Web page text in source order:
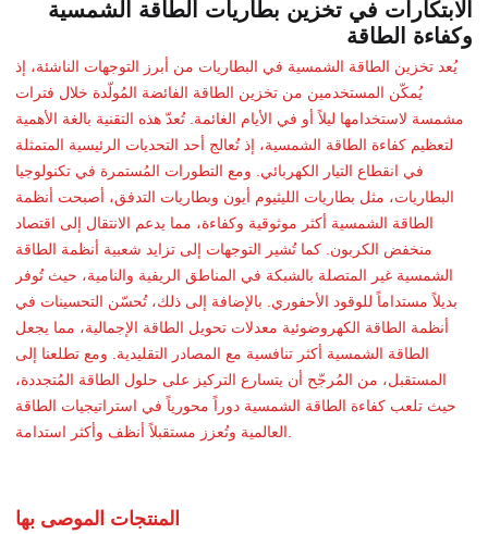
الابتكارات في تخزين بطاريات الطاقة الشمسية
وكفاءة الطاقة
يُعد تخزين الطاقة الشمسية في البطاريات من أبرز التوجهات الناشئة، إذ
يُمكّن المستخدمين من تخزين الطاقة الفائضة المُولّدة خلال فترات
مشمسة لاستخدامها ليلاً أو في الأيام الغائمة. تُعدّ هذه التقنية بالغة الأهمية
لتعظيم كفاءة الطاقة الشمسية، إذ تُعالج أحد التحديات الرئيسية المتمثلة
في انقطاع التيار الكهربائي. ومع التطورات المُستمرة في تكنولوجيا
البطاريات، مثل بطاريات الليثيوم أيون وبطاريات التدفق، أصبحت أنظمة
الطاقة الشمسية أكثر موثوقية وكفاءة، مما يدعم الانتقال إلى اقتصاد
منخفض الكربون. كما تُشير التوجهات إلى تزايد شعبية أنظمة الطاقة
الشمسية غير المتصلة بالشبكة في المناطق الريفية والنامية، حيث تُوفر
بديلاً مستداماً للوقود الأحفوري. بالإضافة إلى ذلك، تُحسّن التحسينات في
أنظمة الطاقة الكهروضوئية معدلات تحويل الطاقة الإجمالية، مما يجعل
الطاقة الشمسية أكثر تنافسية مع المصادر التقليدية. ومع تطلعنا إلى
المستقبل، من المُرجّح أن يتسارع التركيز على حلول الطاقة المُتجددة،
حيث تلعب كفاءة الطاقة الشمسية دوراً محورياً في استراتيجيات الطاقة
العالمية وتُعزز مستقبلاً أنظف وأكثر استدامة.
المنتجات الموصى بها